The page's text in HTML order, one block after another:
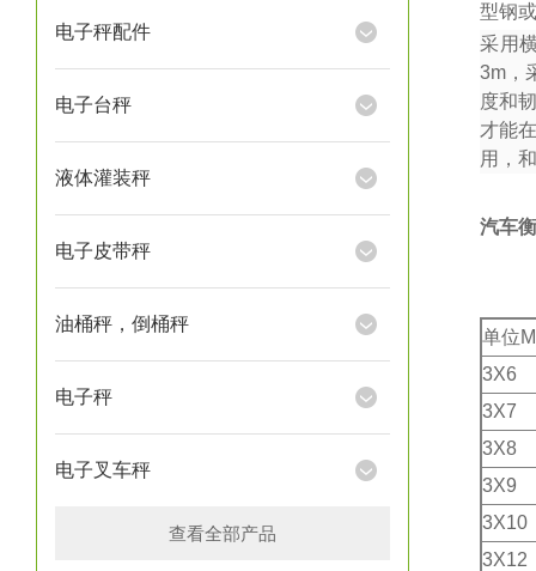
电子秤配件
电子台秤
液体灌装秤
电子皮带秤
油桶秤，倒桶秤
电子秤
电子叉车秤
查看全部产品
型钢
采用
3m ，
度和
才能
用，
汽车
单位M
3X6
3X7
3X8
3X9
3X10
3X12